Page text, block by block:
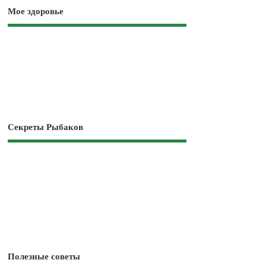
Мое здоровье
Секреты Рыбаков
Полезные советы